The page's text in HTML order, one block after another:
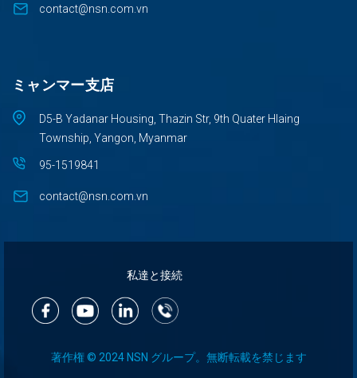
contact@nsn.com.vn
ミャンマー支店
D5-B Yadanar Housing, Thazin Str, 9th Quater Hlaing
Township, Yangon, Myanmar
95-1519841
contact@nsn.com.vn
著作権 © 2024 NSN グループ。無断転載を禁じます
私達と接続